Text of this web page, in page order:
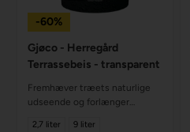
-60%
Gjøco - Herregård
Terrassebeis - transparent
Fremhæver træets naturlige
udseende og forlænger
2,7 liter 9 liter